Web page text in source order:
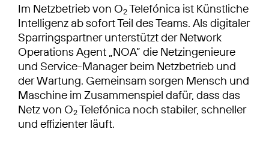
Im Netzbetrieb von O2Telefónica ist Künstliche
Intelligenz ab sofort Teil des Teams. Als digitaler
Sparringspartner unterstützt der Network
Operations Agent „NOA” die Netzingenieure
und Service-Manager beim Netzbetrieb und
der Wartung. Gemeinsam sorgen Mensch und
Maschine im Zusammenspiel dafür, dass das
Netz von O2Telefónica noch stabiler, schneller
und effizienter läuft.